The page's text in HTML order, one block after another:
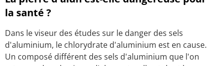
la santé ?
Dans le viseur des études sur le danger des sels
d'aluminium, le chlorydrate d'aluminium est en cause.
Un composé différent des sels d'aluminium que l'on